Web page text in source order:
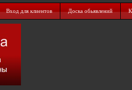
Вход для клиентов Доска обьявлений